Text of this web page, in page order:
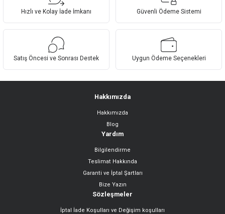
Ürün açıklamasında eksik bilgiler bulunuyor.
Bu ürüne benzer farklı alternatifler olmalı.
Gönder
Hızlı ve Kolay İade İmkanı Güvenli Ödeme Sistemi
Satış Öncesi ve Sonrası Destek Uygun Ödeme Seçenekleri
Hakkımızda
Hakkımızda
Blog
Yardım
Bilgilendirme
Teslimat Hakkında
Garanti ve İptal Şartları
Bize Yazın
Sözleşmeler
İptal İade Koşulları ve Değişim koşulları